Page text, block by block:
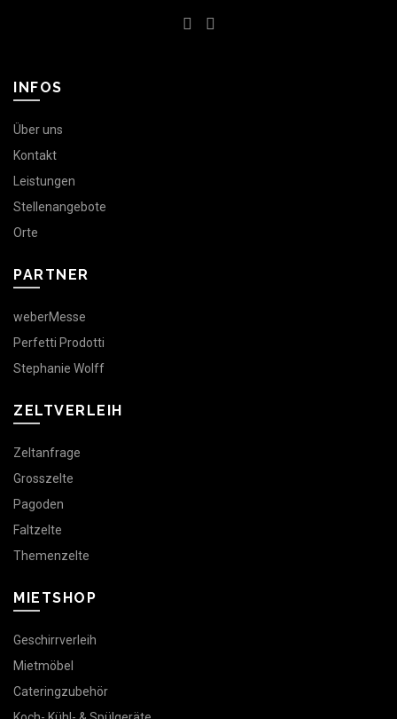
INFOS
Über uns
Kontakt
Leistungen
Stellenangebote
Orte
PARTNER
weberMesse
Perfetti Prodotti
Stephanie Wolff
ZELTVERLEIH
Zeltanfrage
Grosszelte
Pagoden
Faltzelte
Themenzelte
MIETSHOP
Geschirrverleih
Mietmöbel
Cateringzubehör